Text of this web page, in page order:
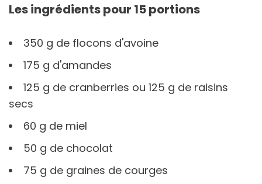
Les ingrédients pour 15 portions
350 g de flocons d'avoine
175 g d'amandes
125 g de cranberries ou 125 g de raisins
secs
60 g de miel
50 g de chocolat
75 g de graines de courges